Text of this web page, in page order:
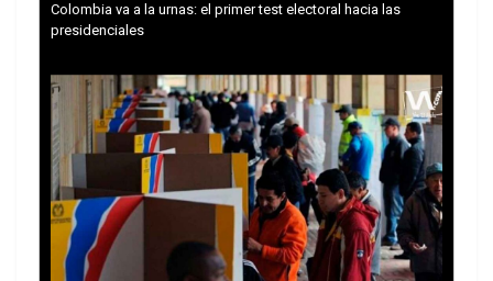
El gobierno venezolano ha solicitado información
detallada sobre la situación judicial y de salud de
los detenidos, y exige su liberación inmediata.
Saab sostiene que los venezolanos están en
condición de desaparición forzada y que El
Salvador utiliza a los migrantes como moneda de
cambio en negociaciones políticas .
Colombia va a la urnas: el primer test electoral hacia las
presidenciales